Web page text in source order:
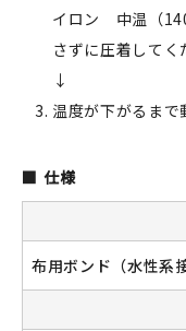
新規会員登録
ログイン
お買い物ガイド
イロン 中温（
さずに圧着してく
↓
温度が下がるまで
仕様
布用ボンド（水性系